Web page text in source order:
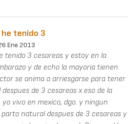
he tenido 3
Ene 2013
tenido 3 cesareas y estoy en la
y de echo la mayoria tienen
se anima a arriesgarse para tener
de 3 cesareas x eso de la
vivo en mexico, dgo. y ningun
natural despues de 3 cesareas y